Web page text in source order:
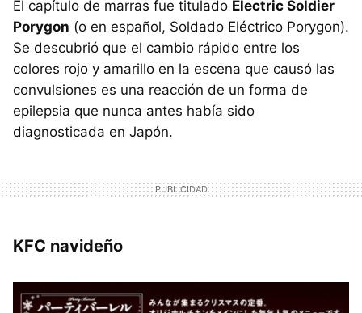
El capítulo de marras fue titulado Electric Soldier
Porygon (o en español, Soldado Eléctrico Porygon).
Se descubrió que el cambio rápido entre los
colores rojo y amarillo en la escena que causó las
convulsiones es una reacción de un forma de
epilepsia que nunca antes había sido
diagnosticada en Japón.
KFC navideño